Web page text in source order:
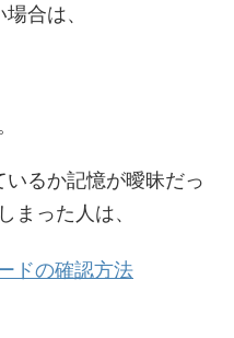
合は、
るか記憶が曖昧だっ
まった人は、
ドの確認方法